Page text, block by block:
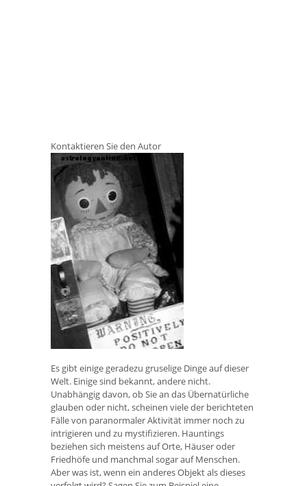
Kontaktieren Sie den Autor
Es gibt einige geradezu gruselige Dinge auf dieser
Welt. Einige sind bekannt, andere nicht.
Unabhängig davon, ob Sie an das Übernatürliche
glauben oder nicht, scheinen viele der berichteten
Fälle von paranormaler Aktivität immer noch zu
intrigieren und zu mystifizieren. Hauntings
beziehen sich meistens auf Orte, Häuser oder
Friedhöfe und manchmal sogar auf Menschen.
Aber was ist, wenn ein anderes Objekt als dieses